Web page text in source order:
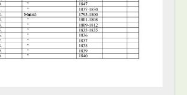
1157 - Győr város adópénztárának iratai, 1850–1860
1158 - Győr város kapitányi hivatalának iratai, 1850–1860
1160 - A Győri cs. kir. I. szakaszú II. osztályú járásbíróság iratai, 1850–1861
1161 - Győri cs. kir. városilag kiküldött bíróság iratai, 1850–1861